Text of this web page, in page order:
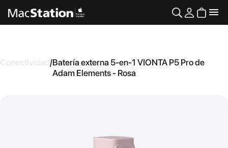
Conectividad/Batería externa 5-en-1 VIONTA P5 Pro de
Adam Elements - Rosa